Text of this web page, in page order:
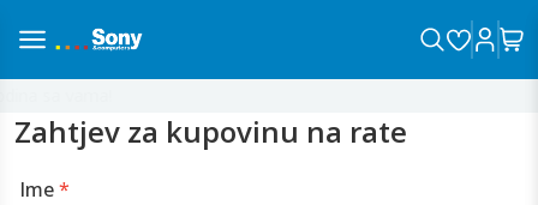
Zahtjev za kupovinu na rate
Ime*